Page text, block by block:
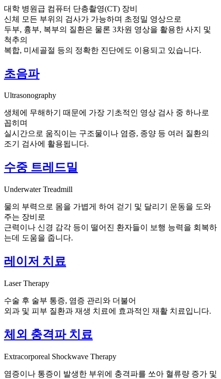
대학 병원급 컴퓨터 단층촬영(CT) 장비
신체 모든 부위의 검사가 가능하며 초정밀 영상으로
두부, 흉부, 복부의 질환은 물론 3차원 영상을 활용한 사지 및
척추의
복합, 미세골절 등의 정확한 진단에도 이용되고 있습니다.
초음파
Ultrasonography
생체에 무해하기 때문에 가장 기초적인 영상 검사 중 하나로
꼽히며
실시간으로 움직이는 구조물이나 염증, 종양 등 여러 질환의
조기 검사에 활용됩니다.
수중 트레드밀
Underwater Treadmill
물의 부력으로 몸을 가볍게 하여 걷기 및 달리기 운동을 도와
주는 장비로
근력이나 신경 감각 등이 떨어진 환자들이 보행 능력을 회복하
는데 도움을 줍니다.
레이저 치료
Laser Therapy
수술 후 술부 통증, 염증 관리와 더불어
외과 및 피부 질환과 재생 치료에 효과적인 재활 치료입니다.
체외 충격파 치료
Extracorporeal Shockwave Therapy
염증이나 통증이 발생한 부위에 충격파를 쏘아 혈류량 증가 및